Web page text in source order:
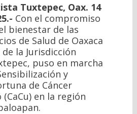
Tuxtepec, Oax. 14
Con el compromiso
bienestar de las
de Salud de Oaxaca
de la Jurisdicción
puso en marcha
y
de Cáncer
en la región